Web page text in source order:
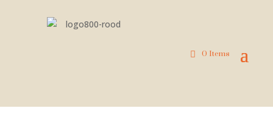
0 Items